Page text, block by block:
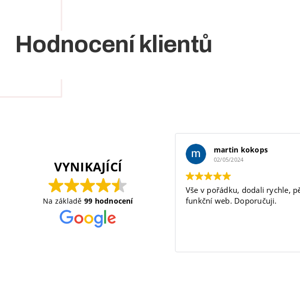
Hodnocení klientů
VYNIKAJÍCÍ
Na základě 99 hodnocení
martin kokops
02/05/2024
Vše v pořádku, dodali rychle,
funkční web. Doporučuji.